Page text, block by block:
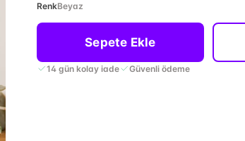
RenkBeyaz
Sepete Ekle
14 gün kolay iade Güvenli ödeme